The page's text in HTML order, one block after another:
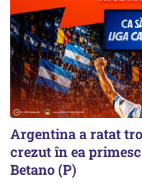
Argentina a ratat
crezut în ea
Betano (P)